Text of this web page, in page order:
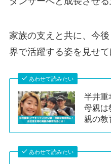
家族の支えと共に、今
界で活躍する姿を見せて
あわせて読みたい
半井重
母親は
親の教
あわせて読みたい